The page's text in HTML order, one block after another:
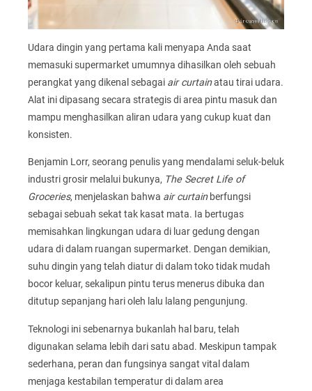
Udara dingin yang pertama kali menyapa Anda saat
memasuki supermarket umumnya dihasilkan oleh sebuah
perangkat yang dikenal sebagai air curtainatau tirai udara.
Alat ini dipasang secara strategis di area pintu masuk dan
mampu menghasilkan aliran udara yang cukup kuat dan
konsisten.
Benjamin Lorr, seorang penulis yang mendalami seluk-beluk
industri grosir melalui bukunya, The Secret Life of
Groceries, menjelaskan bahwa air curtainberfungsi
sebagai sebuah sekat tak kasat mata. Ia bertugas
memisahkan lingkungan udara di luar gedung dengan
udara di dalam ruangan supermarket. Dengan demikian,
suhu dingin yang telah diatur di dalam toko tidak mudah
bocor keluar, sekalipun pintu terus menerus dibuka dan
ditutup sepanjang hari oleh lalu lalang pengunjung.
Teknologi ini sebenarnya bukanlah hal baru, telah
digunakan selama lebih dari satu abad. Meskipun tampak
sederhana, peran dan fungsinya sangat vital dalam
menjaga kestabilan temperatur di dalam area